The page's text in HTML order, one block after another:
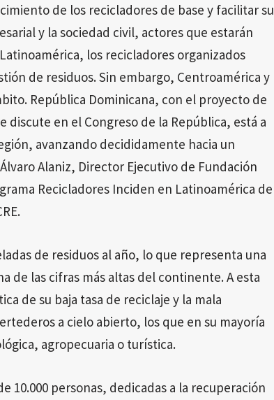
de los recicladores de base y facilitar su
y la sociedad civil, actores que estarán
los recicladores organizados
de residuos. Sin embargo, Centroamérica y
República Dominicana, con el proyecto de
discute en el Congreso de la República, está a
avanzando decididamente hacia un
Alaniz, Director Ejecutivo de Fundación
Recicladores Inciden en Latinoamérica de
de residuos al año, lo que representa una
de las cifras más altas del continente. A esta
de su baja tasa de reciclaje y la mala
a cielo abierto, los que en su mayoría
agropecuaria o turística.
10.000 personas, dedicadas a la recuperación